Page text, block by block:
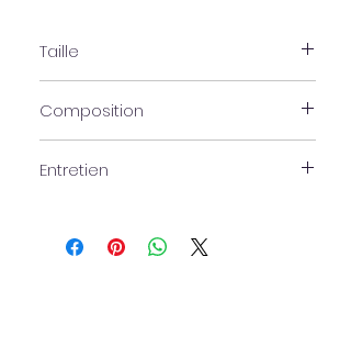
Taille
Composition
Entretien